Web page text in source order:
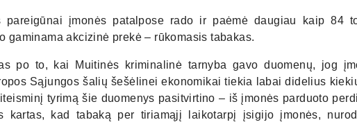
pareigūnai įmonės patalpose rado ir paėmė daugiau kaip 84
gaminama akcizinė prekė – rūkomasis tabakas.
po to, kai Muitinės kriminalinė tarnyba gavo duomenų, jog
Sąjungos šalių šešėlinei ekonomikai tiekia labai didelius
tyrimą šie duomenys pasitvirtino – iš įmonės parduoto
kartas, kad tabaką per tiriamąjį laikotarpį įsigijo įmonės,